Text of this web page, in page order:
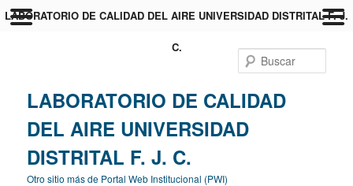
LABORATORIO DE CALIDAD
DEL AIRE UNIVERSIDAD
DISTRITAL F. J. C.
Otro sitio más de Portal Web Institucional (PWI)
LABORATORIO DE CALIDAD DEL AIRE UNIVERSIDAD DISTRITAL F. J.
C.